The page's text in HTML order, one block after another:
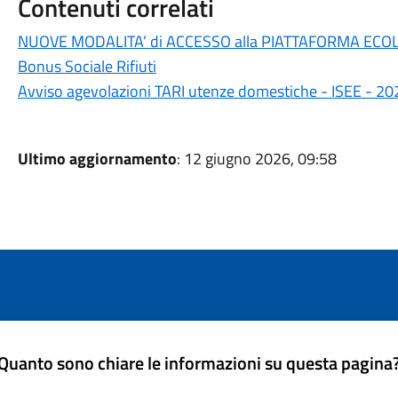
NUOVE MODALITA’ di ACCESSO alla PIATTAFORMA
Bonus Sociale Rifiuti
Avviso agevolazioni TARI utenze domestiche - ISEE -
Ultimo aggiornamento: 12 giugno 2026, 09:58
sono chiare le informazioni su questa